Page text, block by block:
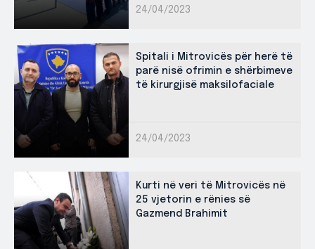
24/04/2023
Spitali i Mitrovicës për herë të
parë nisë ofrimin e shërbimeve
të kirurgjisë maksilofaciale
24/04/2023
Kurti në veri të Mitrovicës në
25 vjetorin e rënies së
Gazmend Brahimit